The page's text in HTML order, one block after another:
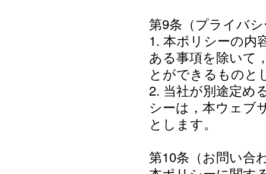
第9条（プライバ
1. 本ポリシーの内
ある事項を除いて
とができるものと
2. 当社が別途定め
シーは，本ウェブ
とします。
第10条（お問い合